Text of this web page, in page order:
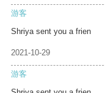
游客
Shriya sent you a frien
2021-10-29
游客